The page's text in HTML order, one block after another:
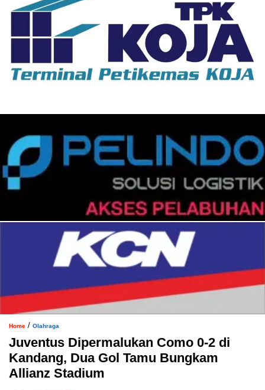
Home / Olahraga
Juventus Dipermalukan Como 0-2 di
Kandang, Dua Gol Tamu Bungkam
Allianz Stadium